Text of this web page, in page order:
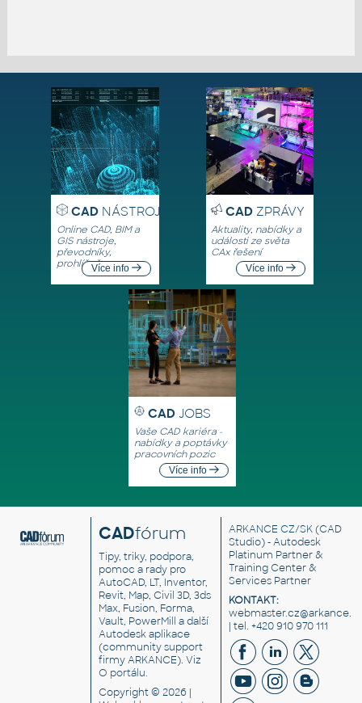
CADNÁSTROJE
Online CAD, BIM a
GIS nástroje,
převodníky,
prohlížečeVíce info
CADZPRÁVY
Aktuality, nabídky a
události ze světa
CAx řešení
Více info
CAD JOBS
Vaše CAD kariéra -
nabídky a poptávky
pracovních pozic
Více info
CADfórum
Tipy, triky, podpora,
pomoc a rady pro
AutoCAD, LT, Inventor,
Revit, Map, Civil 3D, 3ds
Max, Fusion, Forma,
Vault, PowerMill a další
Autodesk aplikace
(community support
firmy ARKANCE). Viz
O portálu.
Copyright © 2026 |
ARKANCE CZ/SK(CAD
Studio) - Autodesk
Platinum Partner &
Training Center &
Services Partner
KONTAKT:
| tel. +420 910 970 111